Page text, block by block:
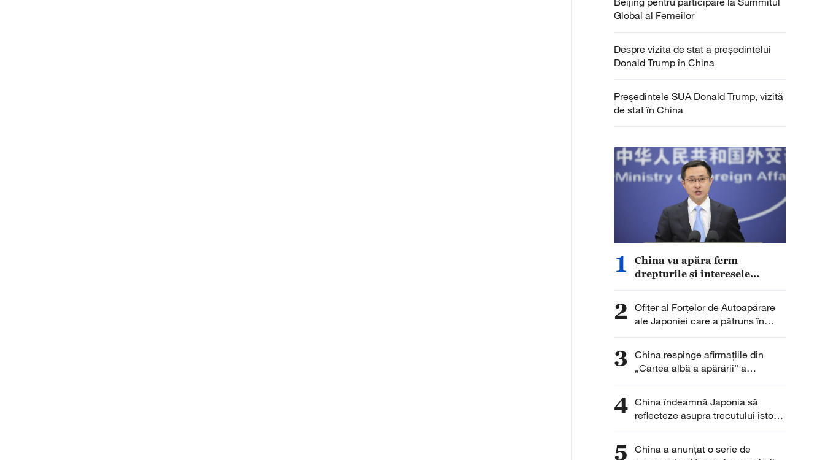
Global al Femeilor
Despre vizita de stat a președintelui
Donald Trump în China
Președintele SUA Donald Trump, vizită
de stat în China
1
China va apăra ferm
drepturile și interesele
2 Ofițer al Forțelor de Autoapărare
ale Japoniei care a pătruns în
Ambasada Chinei la Tokyo și-a
3 China respinge afirmațiile din
„Cartea albă a apărării” a
Japoniei
4 China îndeamnă Japonia să
reflecteze asupra trecutului istoric
și să învețe lecțiile istoriei
5
China a anunţat o serie de